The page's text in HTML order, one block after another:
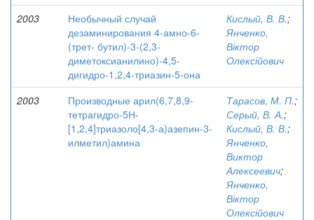
2003
Необычный случай
дезаминирования 4-амно-6-
(трет- бутил)-3-(2,3-
диметоксианилино)-4,5-
дигидро-1,2,4-триазин-5-она
Кислый, В. В.;
Янченко,
Віктор
Олексійович
2003
Производные арил(6,7,8,9-
тетрагидро-5Н-
[1,2,4]триазоло[4,3-а)азепин-3-
илметил)амина
Тарасов, М. П.;
Серый, В. А.;
Кислый, В. В.;
Янченко,
Виктор
Алексеевич;
Янченко,
Віктор
Олексійович